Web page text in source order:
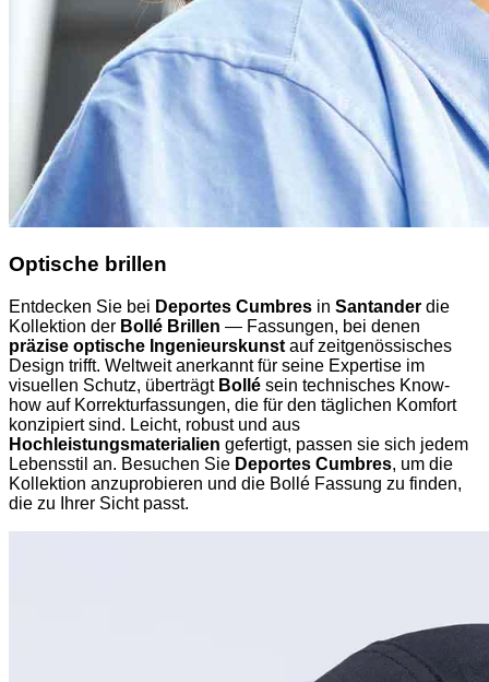
Optische brillen
Entdecken Sie bei Deportes Cumbres in Santander die
Kollektion der Bollé Brillen — Fassungen, bei denen
präzise optische Ingenieurskunst auf zeitgenössisches
Design trifft. Weltweit anerkannt für seine Expertise im
visuellen Schutz, überträgt Bollé sein technisches Know-
how auf Korrekturfassungen, die für den täglichen Komfort
konzipiert sind. Leicht, robust und aus
Hochleistungsmaterialien gefertigt, passen sie sich jedem
Lebensstil an. Besuchen Sie Deportes Cumbres, um die
Kollektion anzuprobieren und die Bollé Fassung zu finden,
die zu Ihrer Sicht passt.